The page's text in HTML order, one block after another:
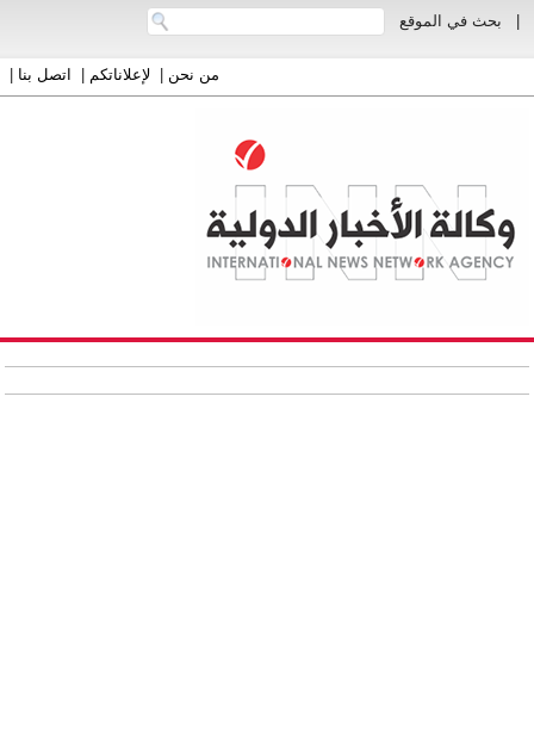
بحث في الموقع
من نحن| لإعلاناتكم| اتصل بنا|